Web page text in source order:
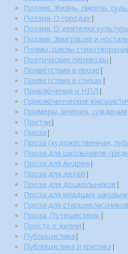
Поэзия. Жизнь, смерть,
Поэзия. О городах |
Поэзия. О деятелях
Поэзия. Эмиграция и
Поэмы, циклы
Поэтические переводы |
Приветствия в прозе |
Приветствия в стихах |
Приключения и НПЛ |
Приключенческие
Примеры, мнения, суждения
Притчи |
Проза |
Проза (художественная,
Проза для школьников
Проза для Андрея |
Проза для детей |
Проза для дошкольников |
Проза для младших
Проза для старшеклассников
Проза. Путешествия. |
Просто о жизни |
Публицистика |
Публицистика и критика |